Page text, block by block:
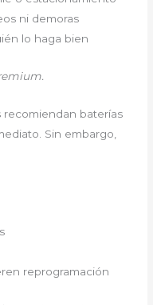
ni demoras
lo haga bien
recomiendan baterías
Sin embargo,
reprogramación